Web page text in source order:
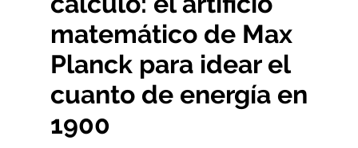
matemático de Max
Planck para idear el
cuanto de energía en
1900